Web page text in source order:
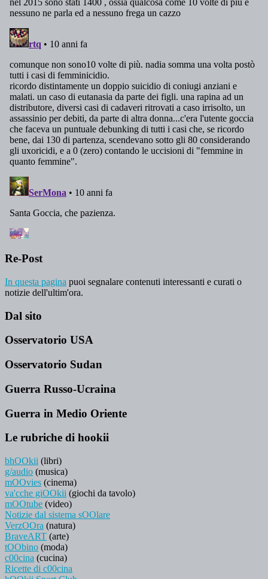
Re-Post
In questa pagina puoi segnalare contenuti interessanti e curati o
notizie dell'ultim'ora.
Dal sito
Osservatorio USA
Osservatorio Sudan
Guerra Russo-Ucraina
Guerra in Medio Oriente
Le rubriche di hookii
bhOOkii (libri)
g/audio (musica)
mOOvies (cinema)
va'cche giOOkii (giochi da tavolo)
mOOtube (video)
Notizie dal sistema sOOlare
VerzOOra (natura)
BraveART (arte)
tOObino (moda)
c00cina (cucina)
Ricette di c00cina